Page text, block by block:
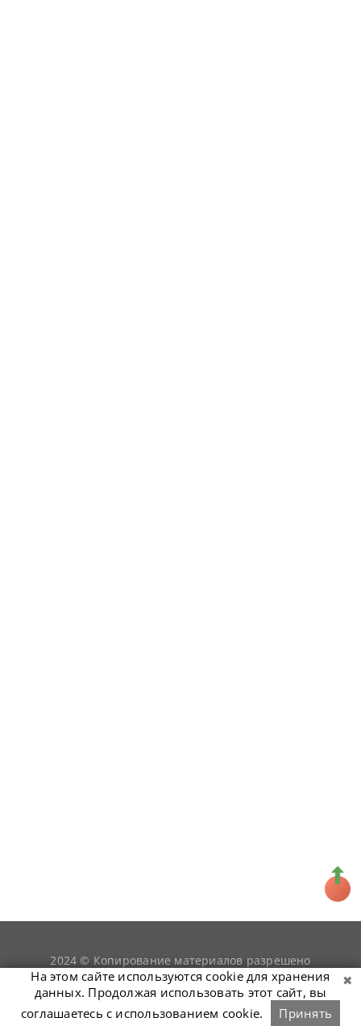
2024 © Копирование материалов разрешено
только при условии гиперссылки наsnookerist.ru
На этом сайте используются cookie для хранения
данных. Продолжая использовать этот сайт, вы
соглашаетесь с использованием cookie.
Принять